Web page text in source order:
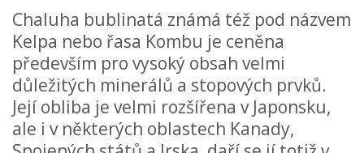
Chaluha bublinatá známá též pod názvem
Kelpa nebo řasa Kombu je ceněna
především pro vysoký obsah velmi
důležitých minerálů a stopových prvků.
Její obliba je velmi rozšířena v Japonsku,
ale i v některých oblastech Kanady,